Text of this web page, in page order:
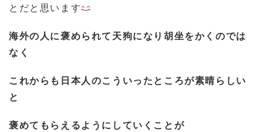
とだと思います
海外の人に褒められて天狗になり胡坐をかくのでは
なく
これからも日本人のこういったところが素晴らしい
と
褒めてもらえるようにしていくことが